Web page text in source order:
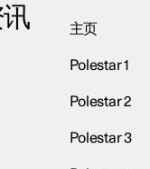
主页
Polestar 1
Polestar 2
Polestar 3